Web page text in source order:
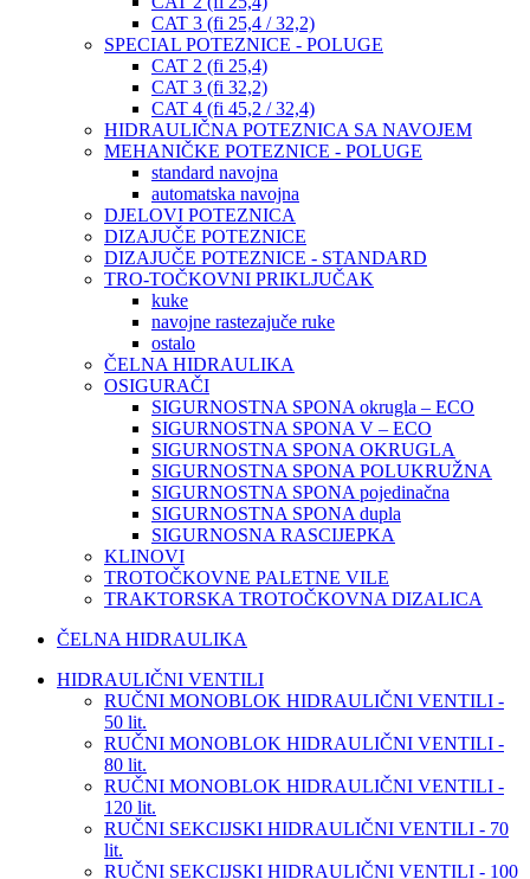
CAT 3 (fi 25,4 / 32,2)
SPECIAL POTEZNICE - POLUGE
CAT 2 (fi 25,4)
CAT 3 (fi 32,2)
CAT 4 (fi 45,2 / 32,4)
HIDRAULIČNA POTEZNICA SA NAVOJEM
MEHANIČKE POTEZNICE - POLUGE
standard navojna
automatska navojna
DJELOVI POTEZNICA
DIZAJUČE POTEZNICE
DIZAJUČE POTEZNICE - STANDARD
TRO-TOČKOVNI PRIKLJUČAK
kuke
navojne rastezajuče ruke
ostalo
ČELNA HIDRAULIKA
OSIGURAČI
SIGURNOSTNA SPONA okrugla – ECO
SIGURNOSTNA SPONA V – ECO
SIGURNOSTNA SPONA OKRUGLA
SIGURNOSTNA SPONA POLUKRUŽNA
SIGURNOSTNA SPONA pojedinačna
SIGURNOSTNA SPONA dupla
SIGURNOSNA RASCIJEPKA
KLINOVI
TROTOČKOVNE PALETNE VILE
TRAKTORSKA TROTOČKOVNA DIZALICA
ČELNA HIDRAULIKA
HIDRAULIČNI VENTILI
RUČNI MONOBLOK HIDRAULIČNI VENTILI -
50 lit.
RUČNI MONOBLOK HIDRAULIČNI VENTILI -
80 lit.
RUČNI MONOBLOK HIDRAULIČNI VENTILI -
120 lit.
RUČNI SEKCIJSKI HIDRAULIČNI VENTILI - 70
lit.
RUČNI SEKCIJSKI HIDRAULIČNI VENTILI - 100